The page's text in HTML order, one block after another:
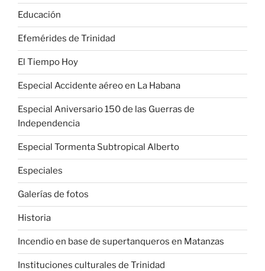
Educación
Efemérides de Trinidad
El Tiempo Hoy
Especial Accidente aéreo en La Habana
Especial Aniversario 150 de las Guerras de
Independencia
Especial Tormenta Subtropical Alberto
Especiales
Galerías de fotos
Historia
Incendio en base de supertanqueros en Matanzas
Instituciones culturales de Trinidad